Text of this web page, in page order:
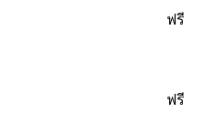
ฟรี
ฟรี